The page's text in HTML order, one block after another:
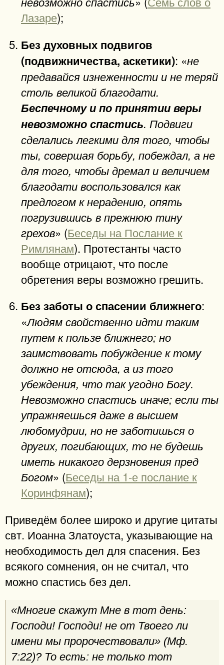
Лазаре);
Без духовных подвигов
(подвижничества, аскетики): «не
предавайся изнеженности и не теряй
столь великой благодати.
Беспечному и по принятии веры
невозможно спастись. Подвиги
сделались легкими для того, чтобы
ты, совершая борьбу, побеждал, а не
для того, чтобы дремал и величием
благодати воспользовался как
предлогом к нерадению, опять
погрузившись в прежнюю тину
грехов» (Беседы на Послание к
Римлянам). Протестанты часто
вообще отрицают, что после
обретения веры возможно грешить.
Без заботы о спасении ближнего:
«Людям свойственно идти таким
путем к пользе ближнего; но
заимствовать побуждение к тому
должно не отсюда, а из того
убеждения, что так угодно Богу.
Невозможно спастись иначе; если ты
упражняешься даже в высшем
любомудрии, но не заботишься о
других, погибающих, то не будешь
иметь никакого дерзновения пред
Богом» (Беседы на 1-е послание к
Коринфянам);
Приведём более широко и другие цитаты
свт. Иоанна Златоуста, указывающие на
необходимость дел для спасения. Без
всякого сомнения, он не считал, что
можно спастись без дел.
«Многие скажут Мне в тот день:
Господи! Господи! не от Твоего ли
имени мы пророчествовали» (Мф.
7:22)? То есть: не только тот